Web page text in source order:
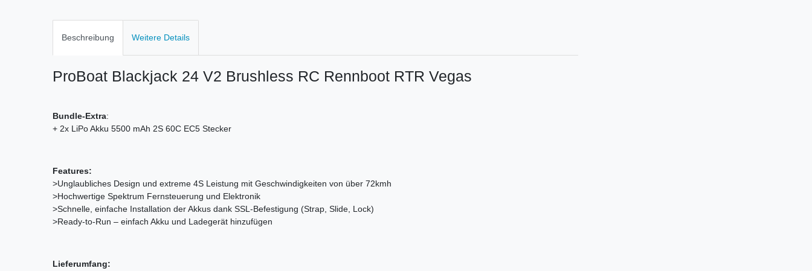
Beschreibung Weitere Details
ProBoat Blackjack 24 V2 Brushless RC Rennboot RTR Vegas
Bundle-Extra:
+ 2x LiPo Akku 5500 mAh 2S 60C EC5 Stecker
Features:
>Unglaubliches Design und extreme 4S Leistung mit Geschwindigkeiten von über 72kmh
>Hochwertige Spektrum Fernsteuerung und Elektronik
>Schnelle, einfache Installation der Akkus dank SSL-Befestigung (Strap, Slide, Lock)
>Ready-to-Run – einfach Akku und Ladegerät hinzufügen
Lieferumfang: